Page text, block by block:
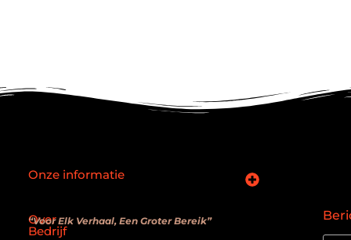
Over
Bedrijf
“Voor Elk Verhaal, Een Groter Bereik”
Onze informatie